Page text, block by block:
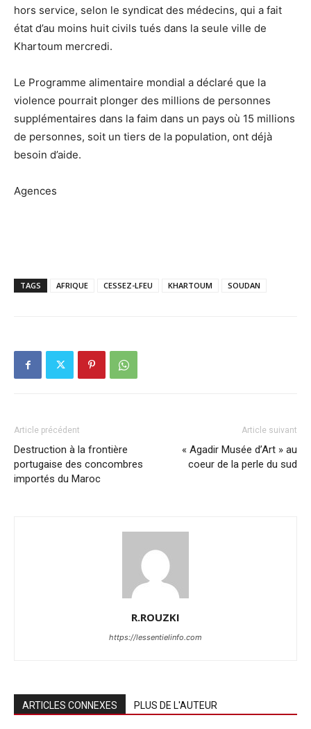
hors service, selon le syndicat des médecins, qui a fait
état d’au moins huit civils tués dans la seule ville de
Khartoum mercredi.
Le Programme alimentaire mondial a déclaré que la
violence pourrait plonger des millions de personnes
supplémentaires dans la faim dans un pays où 15 millions
de personnes, soit un tiers de la population, ont déjà
besoin d’aide.
Agences
TAGS AFRIQUE CESSEZ-LFEU KHARTOUM SOUDAN
Article précédent
Destruction à la frontière
portugaise des concombres
importés du Maroc
Article suivant
« Agadir Musée d’Art » au
coeur de la perle du sud
R.ROUZKI
https://lessentielinfo.com
ARTICLES CONNEXES PLUS DE L'AUTEUR